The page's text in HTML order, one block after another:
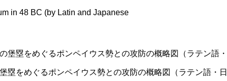
in 48 BC (by Latin and Japanese
塁をめぐるポンペイウス勢との攻防の概略図（ラテン語・